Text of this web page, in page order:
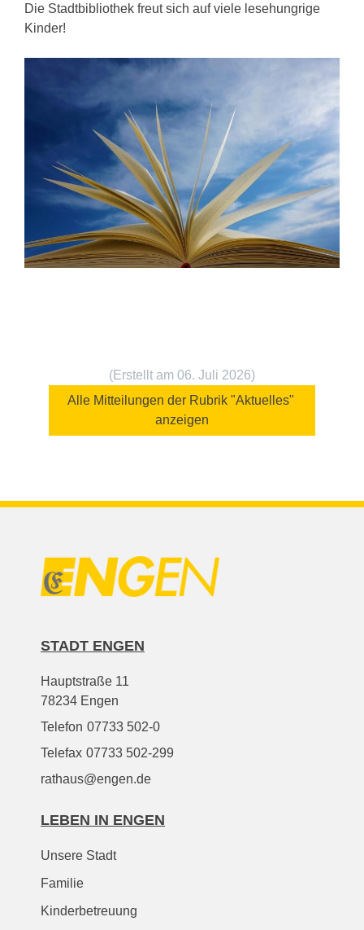
Die Stadtbibliothek freut sich auf viele lesehungrige
Kinder!
(Erstellt am 06. Juli 2026)
Alle Mitteilungen der Rubrik "Aktuelles"
anzeigen
STADT ENGEN
Hauptstraße 11
78234 Engen
Telefon 07733 502-0
Telefax 07733 502-299
rathaus@engen.de
LEBEN IN ENGEN
Unsere Stadt
Familie
Kinderbetreuung